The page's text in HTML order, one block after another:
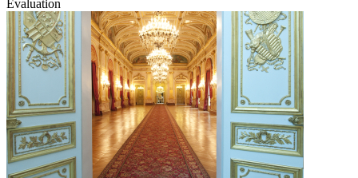
Évaluation